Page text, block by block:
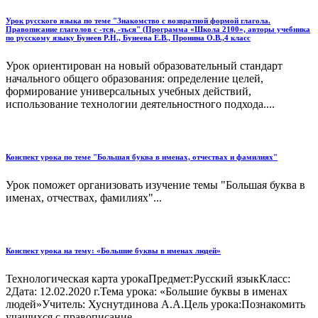
Урок русского языка по теме "Знакомство с возвратной формой глагола.
Правописание глаголов с -тся, -ться" (Программа «Школа 2100», авторы учебника
по русскому языку Бунеев Р.Н., Бунеева Е.В., Пронина О.В.,4 класс
Урок ориентирован на новый образовательный стандарт
начального общего образования: определение целей,
формирование универсальных учебных действий,
использование технологии деятельностного подхода....
Конспект урока по теме "Большая буква в именах, отчествах и фамилиях"
Урок поможет организовать изучение темы "Большая буква в
именах, отчествах, фамилиях"...
Конспект урока на тему: «Большие буквы в именах людей»
Технологическая карта урокаПредмет:Русский языкКласс:
2Дата: 12.02.2020 г.Тема урока: «Большие буквы в именах
людей»Учитель: Хуснутдинова А.А.Цель урока:Познакомить